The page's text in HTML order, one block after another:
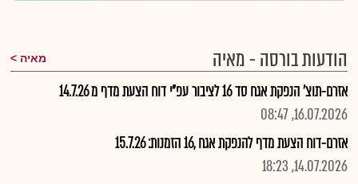
הודעות בורסה - מאיה מאיה
אזרם-תוצ' הנפקת אגח סד 16 לציבור עפ"י דוח הצעת מדף מ 14.7.26
16.07.2026, 08:47
אזרם-דוח הצעת מדף להנפקת אגח ,16 הזמנות: 15.7.26
14.07.2026, 18:23